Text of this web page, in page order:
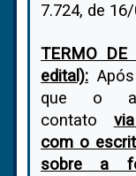
7.724, de
TERMO DE
edital):
que o
contato
com o
sobre a